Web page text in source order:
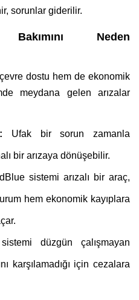
sorunlar giderilir.
Neden
dostu hem de ekonomik
meydana gelen arızalar
Ufak bir sorun zamanla
bir arızaya dönüşebilir.
sistemi arızalı bir araç,
hem ekonomik kayıplara
düzgün çalışmayan
karşılamadığı için cezalara